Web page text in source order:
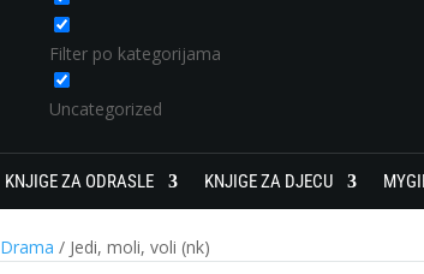
Filter po kategorijama
Uncategorized
KNJIGE ZA ODRASLE KNJIGE ZA DJECU
Drama / Jedi, moli, voli (nk)